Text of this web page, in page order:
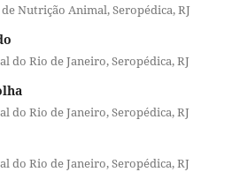
Nutrição Animal, Seropédica, RJ
do Rio de Janeiro, Seropédica, RJ
do Rio de Janeiro, Seropédica, RJ
do Rio de Janeiro, Seropédica, RJ